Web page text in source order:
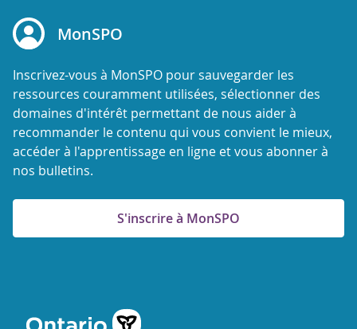
MonSPO
Inscrivez-vous à MonSPO pour sauvegarder les
ressources couramment utilisées, sélectionner des
domaines d'intérêt permettant de nous aider à
recommander le contenu qui vous convient le mieux,
accéder à l'apprentissage en ligne et vous abonner à
nos bulletins.
S'inscrire à MonSPO